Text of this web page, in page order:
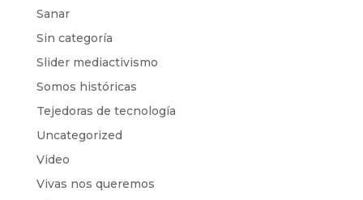
Sanar
Sin categoría
Slider mediactivismo
Somos históricas
Tejedoras de tecnología
Uncategorized
Video
Vivas nos queremos